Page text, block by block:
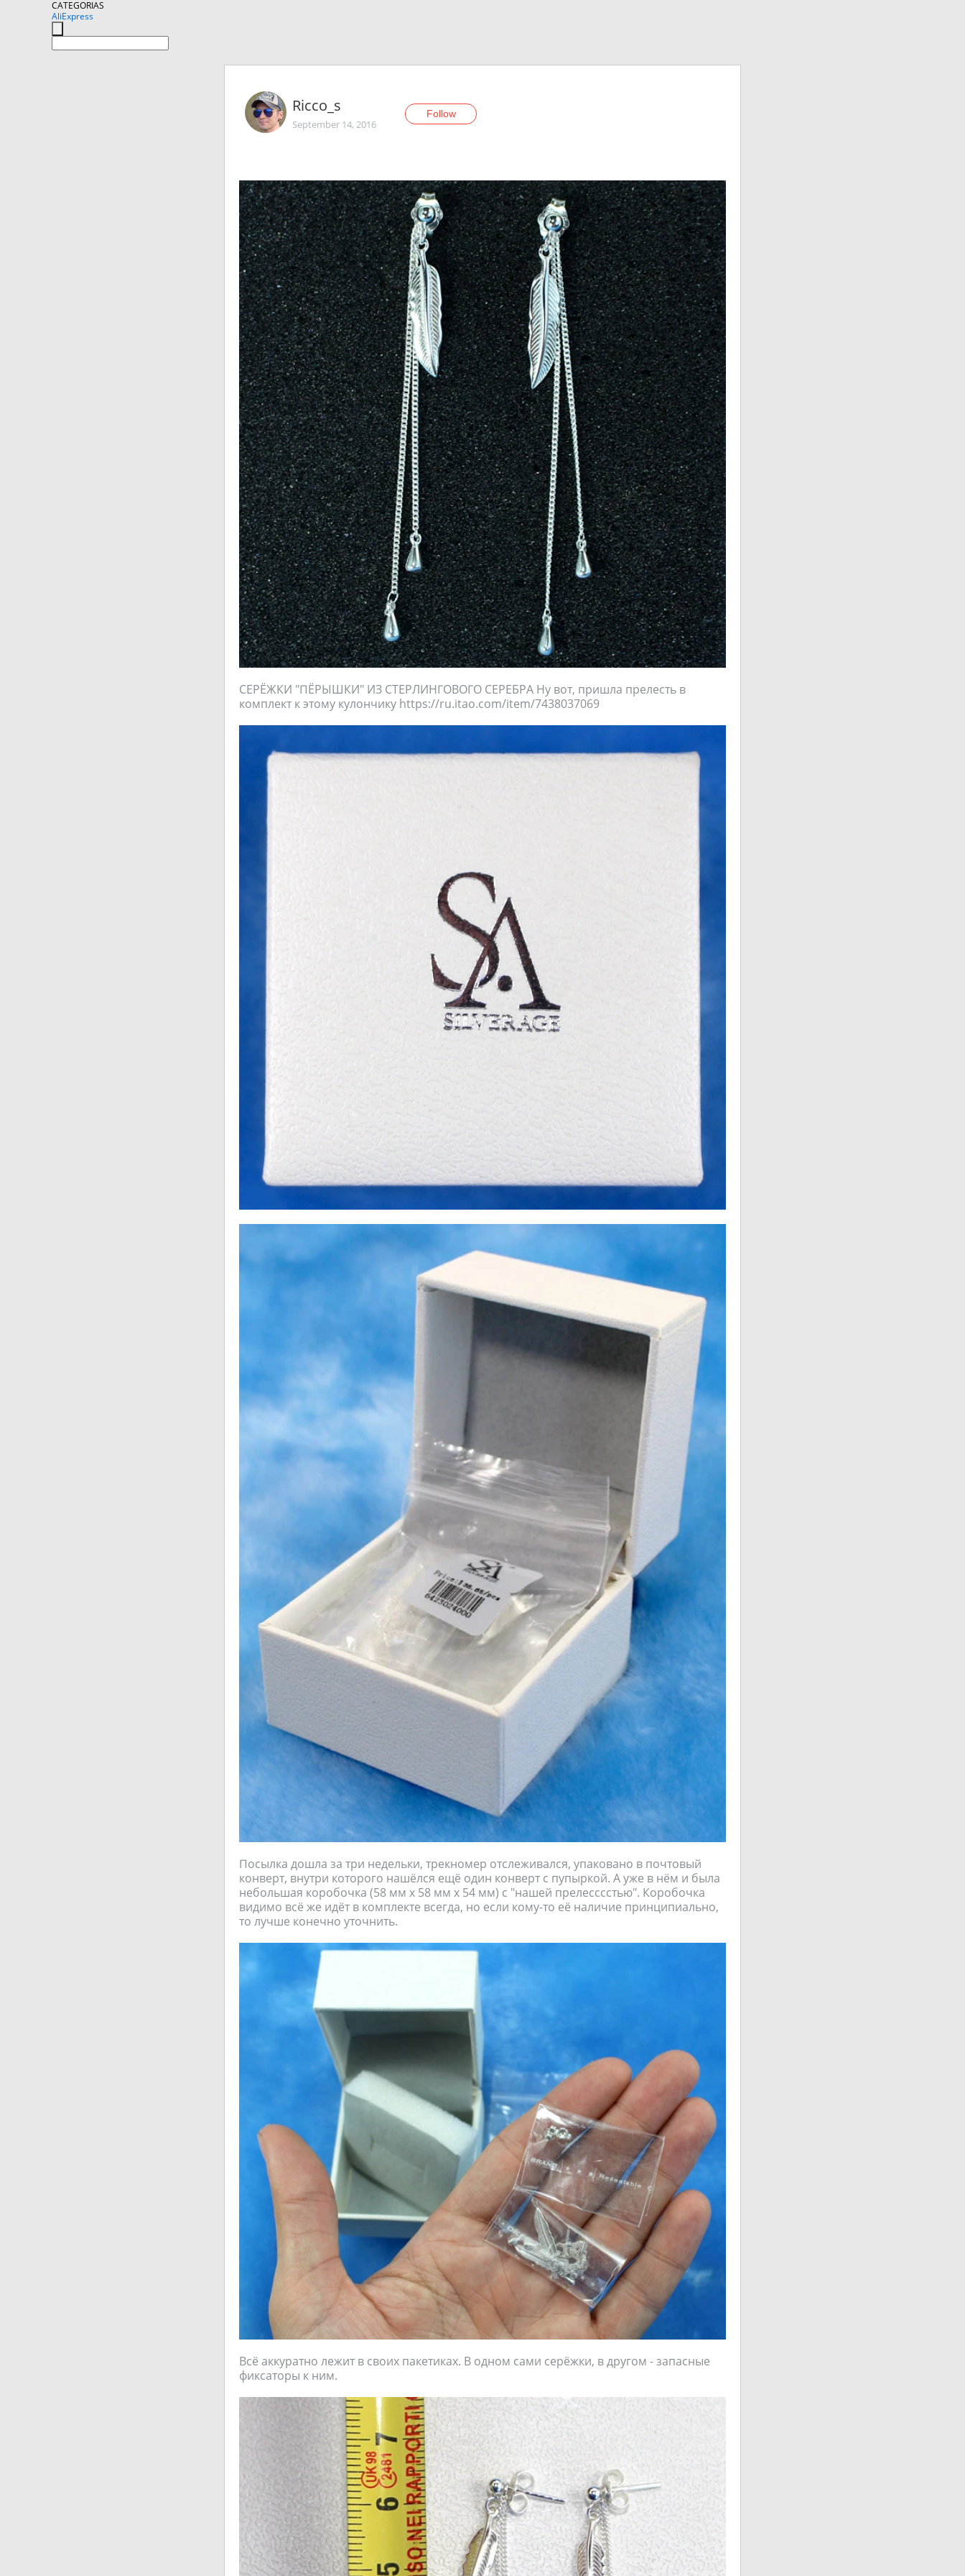
CATEGORIAS
AliExpress
Ricco_s
September 14, 2016
Follow
СЕРЁЖКИ "ПЁРЫШКИ" ИЗ СТЕРЛИНГОВОГО СЕРЕБРА Ну вот, пришла прелесть в
комплект к этому кулончику https://ru.itao.com/item/7438037069
Посылка дошла за три недельки, трекномер отслеживался, упаковано в почтовый
конверт, внутри которого нашёлся ещё один конверт с пупыркой. А уже в нём и была
небольшая коробочка (58 мм х 58 мм х 54 мм) с "нашей прелесссстью". Коробочка
видимо всё же идёт в комплекте всегда, но если кому-то её наличие принципиально,
то лучше конечно уточнить.
Всё аккуратно лежит в своих пакетиках. В одном сами серёжки, в другом - запасные
фиксаторы к ним.